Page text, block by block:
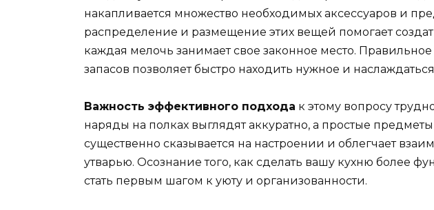
накапливается множество необходимых аксессуаров и
распределение и размещение этих вещей помогает
каждая мелочь занимает свое законное место.
запасов позволяет быстро находить нужное и
Важность эффективного подхода к этому вопросу
наряды на полках выглядят аккуратно, а простые
существенно сказывается на настроении и облегчает
утварью. Осознание того, как сделать вашу кухню более
стать первым шагом к уюту и организованности.